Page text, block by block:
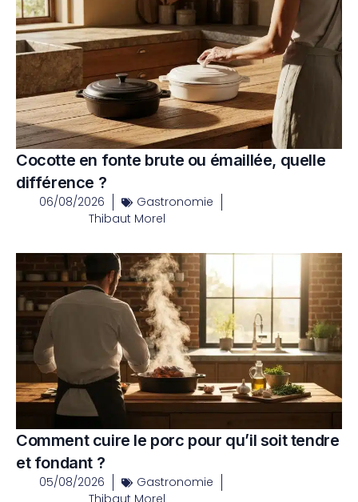
Cocotte en fonte brute ou émaillée, quelle
différence ?
06/08/2026
Gastronomie
Thibaut Morel
Comment cuire le porc pour qu’il soit tendre
et fondant ?
05/08/2026
Gastronomie